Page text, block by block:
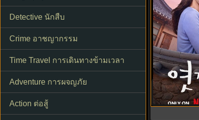
Detective นักสืบ
Crime อาชญากรรม
Time Travel การเดินทางข้ามเวลา
Adventure การผจญภัย
Action ต่อสู้
Our
พากย์